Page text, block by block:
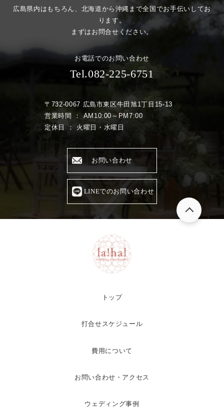
広島県内はもちろん、北海道から沖縄まで全国でお手伝いしてお
ります。
まずはお問合せください。
お電話でのお問い合わせ
Tel.082-225-6751
〒732-0067 広島市東区牛田旭1丁目15-13
営業時間 ： AM10:00～PM7:00
定休日 ： 火曜日・水曜日
お問い合わせ
LINEでのお問い合わせ
トップ
打合せスケジュール
費用について
お問い合わせ・アクセス
ウェディング事例